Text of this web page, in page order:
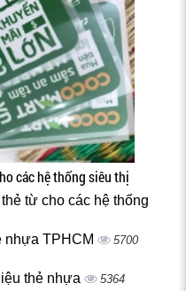
các hệ thống siêu thị
từ cho các hệ thống
nhựa TPHCM 5700
thẻ nhựa 5364